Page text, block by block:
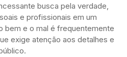
busca pela verdade,
e profissionais em um
bem e o mal é frequentemente
exige atenção aos detalhes e